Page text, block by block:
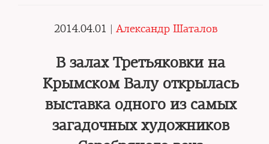
2014.04.01 | Александр Шаталов
В залах Третьяковки на
Крымском Валу открылась
выставка одного из самых
загадочных художников